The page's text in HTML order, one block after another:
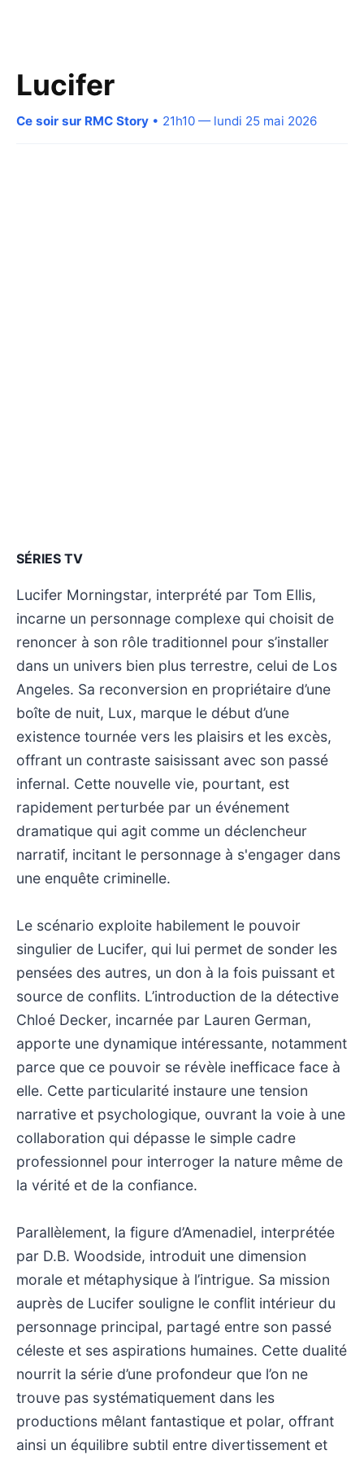
Lucifer
Ce soir sur RMC Story • 21h10 — lundi 25 mai 2026
SÉRIES TV
Lucifer Morningstar, interprété par Tom Ellis,
incarne un personnage complexe qui choisit de
renoncer à son rôle traditionnel pour s’installer
dans un univers bien plus terrestre, celui de Los
Angeles. Sa reconversion en propriétaire d’une
boîte de nuit, Lux, marque le début d’une
existence tournée vers les plaisirs et les excès,
offrant un contraste saisissant avec son passé
infernal. Cette nouvelle vie, pourtant, est
rapidement perturbée par un événement
dramatique qui agit comme un déclencheur
narratif, incitant le personnage à s'engager dans
une enquête criminelle.
Le scénario exploite habilement le pouvoir
singulier de Lucifer, qui lui permet de sonder les
pensées des autres, un don à la fois puissant et
source de conflits. L’introduction de la détective
Chloé Decker, incarnée par Lauren German,
apporte une dynamique intéressante, notamment
parce que ce pouvoir se révèle inefficace face à
elle. Cette particularité instaure une tension
narrative et psychologique, ouvrant la voie à une
collaboration qui dépasse le simple cadre
professionnel pour interroger la nature même de
la vérité et de la confiance.
Parallèlement, la figure d’Amenadiel, interprétée
par D.B. Woodside, introduit une dimension
morale et métaphysique à l’intrigue. Sa mission
auprès de Lucifer souligne le conflit intérieur du
personnage principal, partagé entre son passé
céleste et ses aspirations humaines. Cette dualité
nourrit la série d’une profondeur que l’on ne
trouve pas systématiquement dans les
productions mêlant fantastique et polar, offrant
ainsi un équilibre subtil entre divertissement et